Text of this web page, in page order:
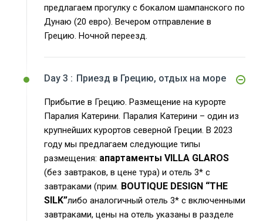
предлагаем прогулку с бокалом шампанского по
Дунаю (20 евро). Вечером отправление в
Грецию. Ночной переезд.
Day 3 : Приезд в Грецию, отдых на море
Прибытие в Грецию. Размещение на курорте
Паралия Катерини. Паралия Катерини – один из
крупнейших курортов северной Греции. В 2023
году мы предлагаем следующие типы
размещения: апартаменты VILLA GLAROS
(без завтраков, в цене тура) и отель 3* с
завтраками (прим. BOUTIQUE DESIGN “THE
SILK”либо аналогичный отель 3* с включенными
завтраками, цены на отель указаны в разделе